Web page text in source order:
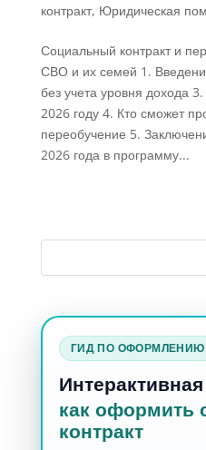
контракт, Юридическая
Социальный контракт и
СВО и их семей 1.
без учета уровня дохода
2026 году 4. Кто сможет
переобучение 5.
2026 года в программу...
ГИД ПО ОФОРМЛЕНИЮ
Интерактивная
как оформить
контракт